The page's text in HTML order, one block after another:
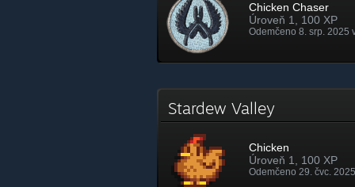
Chicken Chaser
Úroveň 1, 100 XP
Odemčeno 8. srp. 2025
Stardew Valley
Chicken
Úroveň 1, 100 XP
Odemčeno 29. čvc.